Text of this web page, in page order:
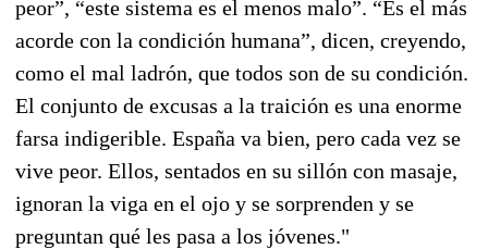
peor”, “este sistema es el menos malo”. “Es el más
acorde con la condición humana”, dicen, creyendo,
como el mal ladrón, que todos son de su condición.
El conjunto de excusas a la traición es una enorme
farsa indigerible. España va bien, pero cada vez se
vive peor. Ellos, sentados en su sillón con masaje,
ignoran la viga en el ojo y se sorprenden y se
preguntan qué les pasa a los jóvenes."